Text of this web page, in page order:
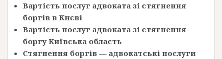
Вартість послуг адвоката зі стягнення
боргів в Києві
Вартість послуг адвоката зі стягнення
боргу Київська область
Стягнення боргів — адвокатські послуги